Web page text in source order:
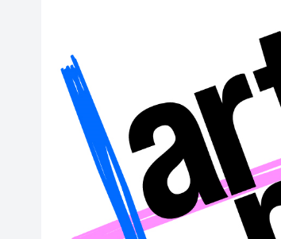
閩粵贛三地漢樂
黎智英案｜吳良
50餘位頂尖專家共
海南澄邁文儒煥新
梁振英率港區全國
2025年海南儋州以
山東26戶省屬國企